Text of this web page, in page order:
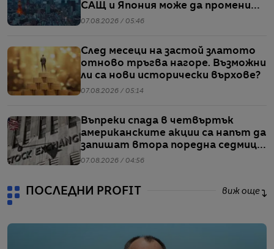
САЩ и Япония може да промени
глобалните валутни пазари
07.08.2026 / 05:46
След месеци на застой златото
отново тръгва нагоре. Възможни
ли са нови исторически върхове?
07.08.2026 / 05:14
Въпреки спада в четвъртък
американските акции са напът да
запишат втора поредна седмица
на повишения
07.08.2026 / 04:56
ПОСЛЕДНИ PROFIT виж още